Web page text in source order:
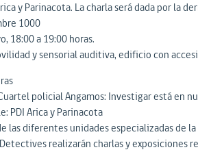
y Parinacota. La charla será dada por la
1000
18:00 a 19:00 horas.
y sensorial auditiva, edificio con
policial Angamos: Investigar está en
PDI Arica y Parinacota
las diferentes unidades especializadas de
realizarán charlas y